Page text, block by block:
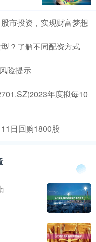
市投资，实现财富梦想
？了解不同配资方式
险提示
年度拟每10
日回购1800股